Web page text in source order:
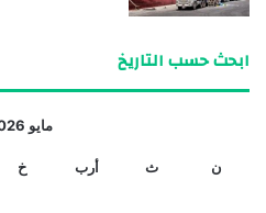
ابحث حسب التاريخ
مايو 2026
ن ث أرب خ